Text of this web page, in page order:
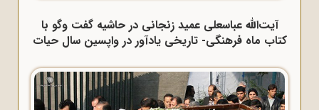
آیت‌الله عباسعلی عمید زنجانی در حاشیه گفت وگو با
کتاب ماه فرهنگی- تاریخی یادآور در واپسین سال حیات